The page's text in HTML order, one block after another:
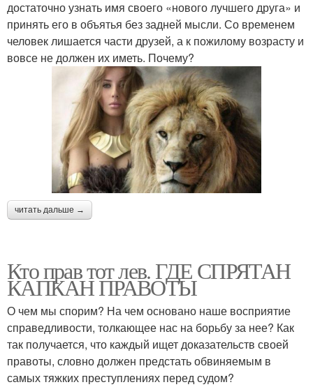
достаточно узнать имя своего «‎нового лучшего друга» и
принять его в объятья без задней мысли. Со временем
человек лишается части друзей, а к пожилому возрасту и
вовсе не должен их иметь. Почему?
читать дальше →
Кто прав тот лев. ГДЕ СПРЯТАН
КАПКАН ПРАВОТЫ
О чем мы спорим? На чем основано наше восприятие
справедливости, толкающее нас на борьбу за нее? Как
так получается, что каждый ищет доказательств своей
правоты, словно должен предстать обвиняемым в
самых тяжких преступлениях перед судом?